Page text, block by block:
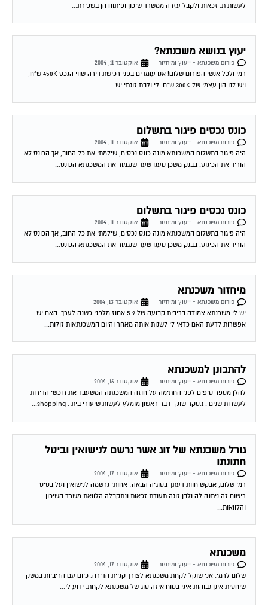
לעשות ת. זכאות ולקבל עזרה ממשרד שיכון ופיתוח הן בשכירת...
יעוץ בנושא משכנתא?
פורום משכנתא - ייעוץ ומיחזור
אוקטובר 11, 2004
רמי ולכל אנשי הפורום שלום! אנו עומדים בפני רכישת דירה שווי הנכס 450K ש"ח,
ויש לנו הון עצמי של 300K ש"ח. לי ולבת זוגתי יש...
כונס נכסים פיגור בתשלום
פורום משכנתא - ייעוץ ומיחזור
אוקטובר 11, 2004
היה פיגור בתשלום המשכנתא מונה כונס נכסים, שילמתי את כל החוב, אך הכונס לא
הוריד את הכינוס. בבנק משכן טענו שעד שנגמור את המשכנתא הכונס...
כונס נכסים פיגור בתשלום
פורום משכנתא - ייעוץ ומיחזור
אוקטובר 11, 2004
היה פיגור בתשלום המשכנתא מונה כונס נכסים, שילמתי את כל החוב, אך הכונס לא
הוריד את הכינוס. בבנק משכן טענו שעד שנגמור את המשכנתא הכונס...
מיחזור משכנתא
פורום משכנתא - ייעוץ ומיחזור
אוקטובר 13, 2004
יש לי משכנתא צמודה בריבית קבועה של 5.9 אחוז מלפני כשנה לערך. האם יש
אפשרות לדעת האם כדאי לי לשנות אותה מאחר והיום המשכנתאות זולות...
להתכונן למשכנתא
פורום משכנתא - ייעוץ ומיחזור
אוקטובר 16, 2004
להלן מספר טיפים לפני החתימה על חוזה המשכנתה המשעבד את רוכשי הדירות
לעשרות שנים . 1.סקר שוק -דבר ראשון מומלץ לעשות שיעורי בית . shopping...
גורל משכנתא של זוג אשר נרשם לנישואין וביטל
חתונתו
פורום משכנתא - ייעוץ ומיחזור
אוקטובר 17, 2004
רמי שלום, אבקש חוות דעתך בסוגיה הבאה; אחותי נרשמה לנישואין ועל בסיס
רישום זה ניתנה לה ולבן זוגה תעודת זכאות ונתקבלה הלוואת משרד השיכון
והלוואות...
משכנתא
פורום משכנתא - ייעוץ ומיחזור
אוקטובר 17, 2004
שלום לרמי. אני שוקל לקחת משכנתא לצורך קניית הדירה. כיום עם הריביות במשק
שיחסית אינן גבוהות איני בטוח איזה סוג של משכנתא לקחת. ידוע לי...